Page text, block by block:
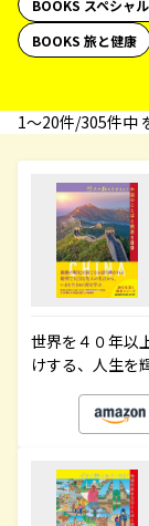
BOOKS スペシャ
BOOKS 旅と健康
1〜20件/305件中
世界を４０年以
けする、人生を